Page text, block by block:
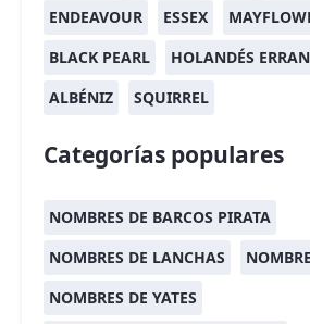
ENDEAVOUR
ESSEX
BLACK PEARL
HOLANDÉS
ALBÉNIZ
SQUIRREL
Categorías populares
NOMBRES DE BARCOS PIRATA
NOMBRES DE LANCHAS
NOMBRES DE YATES